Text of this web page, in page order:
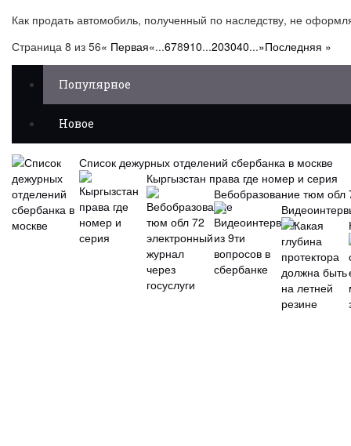
Как продать автомобиль, полученный по наследству, не
Страница 8 из 56« Первая«...678910...203040...»Последняя »
Популярное
Новое
Список дежурных отделений сбербанка в москве
Кыргызстан права где номер и серия
Вебобразование тюм обл